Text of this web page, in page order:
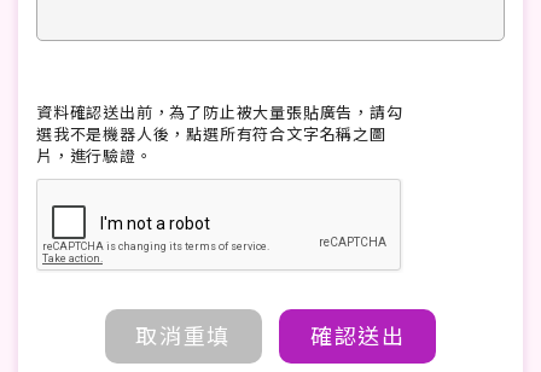
資料確認送出前，為了防止被大量張貼廣告，請勾
選我不是機器人後，點選所有符合文字名稱之圖
片，進行驗證。
取消重填 確認送出